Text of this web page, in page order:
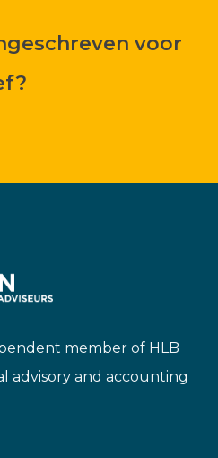
voor
member of HLB
advisory and accounting